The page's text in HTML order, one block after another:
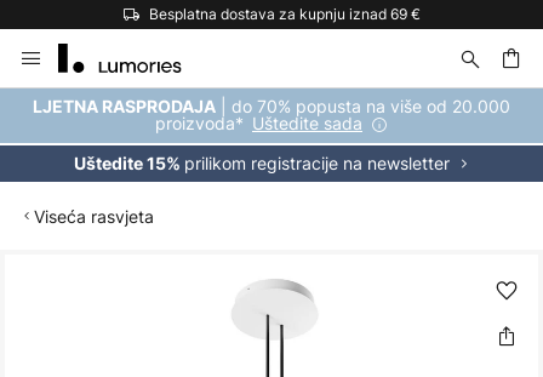
Besplatna dostava za kupnju iznad 69 €
to
Content
LJETNA RASPRODAJA | do 70% popusta na više od 20.000
proizvoda* Uštedite sada
Uštedite 15% prilikom registracije na newsletter
Viseća rasvjeta